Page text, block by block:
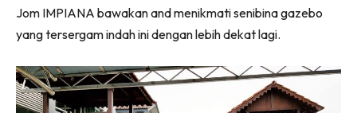
Ilham Impiana Inspirasi Selebriti
Impiana TV
Impiana MakeOver
Lahar Dekor
Jom IMPIANA bawakan and menikmati senibina gazebo
yang tersergam indah ini dengan lebih dekat lagi.